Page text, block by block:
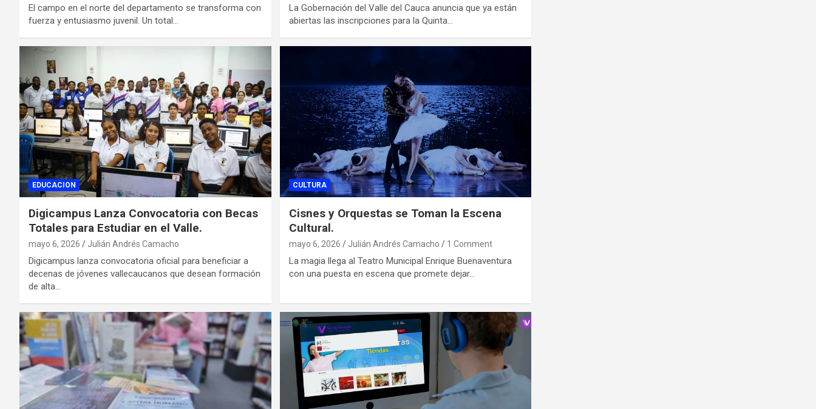
El campo en el norte del departamento se transforma con
fuerza y entusiasmo juvenil. Un total…
La Gobernación del Valle del Cauca anuncia que ya están
abiertas las inscripciones para la Quinta…
EDUCACION
Digicampus Lanza Convocatoria con Becas
Totales para Estudiar en el Valle.
mayo 6, 2026 Julián Andrés Camacho
Digicampus lanza convocatoria oficial para beneficiar a
decenas de jóvenes vallecaucanos que desean formación
de alta…
CULTURA
Cisnes y Orquestas se Toman la Escena
Cultural.
mayo 6, 2026 Julián Andrés Camacho 1 Comment
La magia llega al Teatro Municipal Enrique Buenaventura
con una puesta en escena que promete dejar…